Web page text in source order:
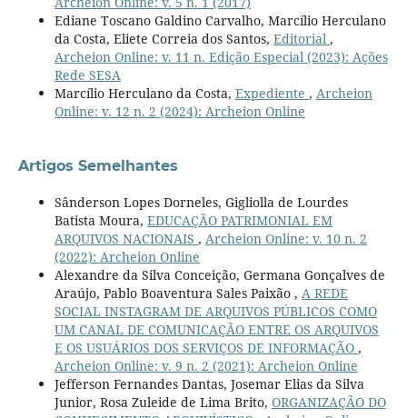
Ediane Toscano Galdino Carvalho, Marcílio Herculano
da Costa, Eliete Correia dos Santos, Editorial ,
Archeion Online: v. 11 n. Edição Especial (2023): Ações
Rede SESA
Marcílio Herculano da Costa, Expediente , Archeion
Online: v. 12 n. 2 (2024): Archeion Online
Artigos Semelhantes
Sânderson Lopes Dorneles, Gigliolla de Lourdes
Batista Moura, EDUCAÇÃO PATRIMONIAL EM
ARQUIVOS NACIONAIS , Archeion Online: v. 10 n. 2
(2022): Archeion Online
Alexandre da Silva Conceição, Germana Gonçalves de
Araújo, Pablo Boaventura Sales Paixão , A REDE
SOCIAL INSTAGRAM DE ARQUIVOS PÚBLICOS COMO
UM CANAL DE COMUNICAÇÃO ENTRE OS ARQUIVOS
E OS USUÁRIOS DOS SERVIÇOS DE INFORMAÇÃO ,
Archeion Online: v. 9 n. 2 (2021): Archeion Online
Jefferson Fernandes Dantas, Josemar Elias da Silva
Junior, Rosa Zuleide de Lima Brito, ORGANIZAÇÃO DO